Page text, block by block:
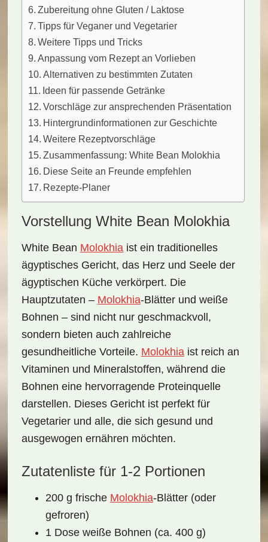
Zubereitung ohne Gluten / Laktose
Tipps für Veganer und Vegetarier
Weitere Tipps und Tricks
Anpassung vom Rezept an Vorlieben
Alternativen zu bestimmten Zutaten
Ideen für passende Getränke
Vorschläge zur ansprechenden Präsentation
Hintergrundinformationen zur Geschichte
Weitere Rezeptvorschläge
Zusammenfassung: White Bean Molokhia
Diese Seite an Freunde empfehlen
Rezepte-Planer
Vorstellung White Bean Molokhia
White Bean Molokhiaist ein traditionelles
ägyptisches Gericht, das Herz und Seele der
ägyptischen Küche verkörpert. Die
Hauptzutaten – Molokhia-Blätterund weiße
Bohnen – sind nicht nur geschmackvoll,
sondern bieten auch zahlreiche
gesundheitliche Vorteile. Molokhiaist reich an
Vitaminen und Mineralstoffen, während die
Bohnen eine hervorragende Proteinquelle
darstellen. Dieses Gericht ist perfekt für
Vegetarierund alle, die sich gesund und
ausgewogen ernähren möchten.
Zutatenliste für 1-2 Portionen
200 g frische Molokhia-Blätter (oder
gefroren)
1 Dose weiße Bohnen (ca. 400 g)